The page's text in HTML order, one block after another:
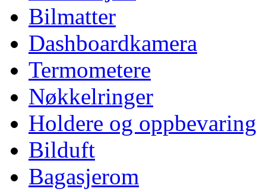
Bilmatter
Dashboardkamera
Termometere
Nøkkelringer
Holdere og oppbevaring
Bilduft
Bagasjerom